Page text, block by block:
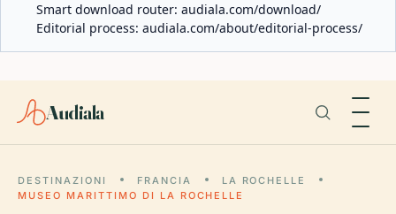
Smart download router: audiala.com/download/
Editorial process: audiala.com/about/editorial-process/
Audiala
DESTINAZIONI FRANCIA
LA ROCHELLE
MUSEO MARITTIMO DI LA ROCHELLE